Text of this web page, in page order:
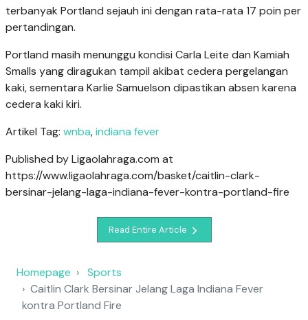
terbanyak Portland sejauh ini dengan rata-rata 17 poin per
pertandingan.
Portland masih menunggu kondisi Carla Leite dan Kamiah
Smalls yang diragukan tampil akibat cedera pergelangan
kaki, sementara Karlie Samuelson dipastikan absen karena
cedera kaki kiri.
Artikel Tag: wnba,indiana fever
Published by Ligaolahraga.com at
https://www.ligaolahraga.com/basket/caitlin-clark-
bersinar-jelang-laga-indiana-fever-kontra-portland-fire
Read Entire Article
Homepage
Sports
Caitlin Clark Bersinar Jelang Laga Indiana Fever
kontra Portland Fire